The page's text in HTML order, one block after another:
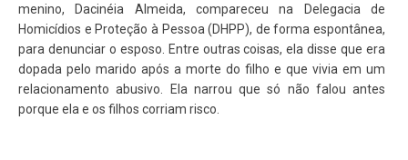
menino, Dacinéia Almeida, compareceu na Delegacia de
Homicídios e Proteção à Pessoa (DHPP), de forma espontânea,
para denunciar o esposo. Entre outras coisas, ela disse que era
dopada pelo marido após a morte do filho e que vivia em um
relacionamento abusivo. Ela narrou que só não falou antes
porque ela e os filhos corriam risco.